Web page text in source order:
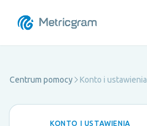
Centrum pomocy Konto i ustawienia
KONTO I USTAWIENIA